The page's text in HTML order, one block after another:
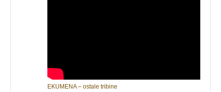
EKUMENA – ostale tribine